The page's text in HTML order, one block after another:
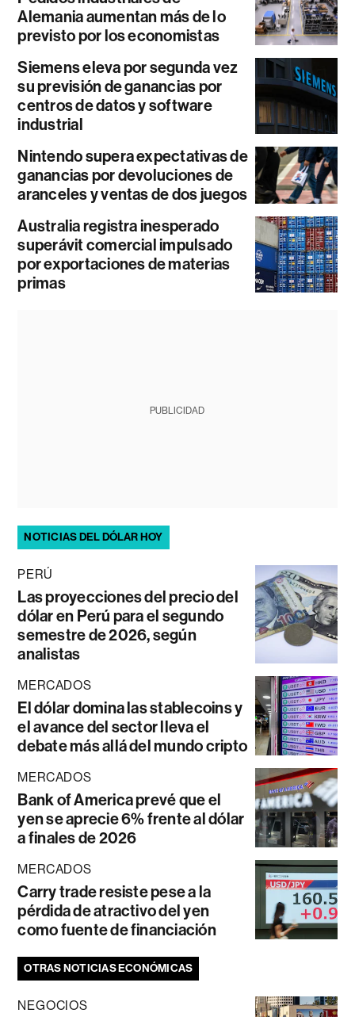
Alemania aumentan más de lo
previsto por los economistas
Siemens eleva por segunda vez
su previsión de ganancias por
centros de datos y software
industrial
Nintendo supera expectativas de
ganancias por devoluciones de
aranceles y ventas de dos juegos
Australia registra inesperado
superávit comercial impulsado
por exportaciones de materias
primas
PUBLICIDAD
NOTICIAS DEL DÓLAR HOY
PERÚ
Las proyecciones del precio del
dólar en Perú para el segundo
semestre de 2026, según
analistas
MERCADOS
El dólar domina las stablecoins y
el avance del sector lleva el
debate más allá del mundo cripto
MERCADOS
Bank of America prevé que el
yen se aprecie 6% frente al dólar
a finales de 2026
MERCADOS
Carry trade resiste pese a la
pérdida de atractivo del yen
como fuente de financiación
OTRAS NOTICIAS ECONÓMICAS
NEGOCIOS